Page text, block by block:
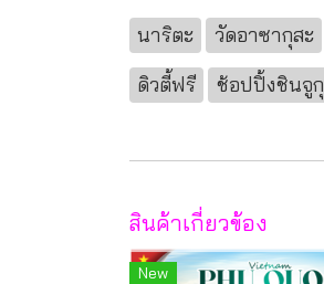
นาริตะ วัดอาซากุสะ
ดิวตี้ฟรี
ช้อปปิ้งชินจูกุ
สินค้าเกี่ยวข้อง
New